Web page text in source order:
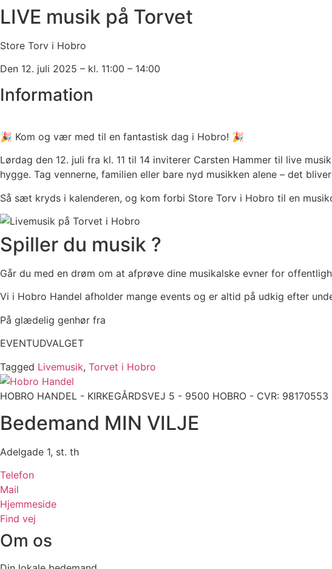
LIVE musik på Torvet
Store Torv i Hobro
Den 12. juli 2025 – kl. 11:00 – 14:00
Information
🎉 Kom og vær med til en fantastisk dag i Hobro! 🎉
Lørdag den 12. juli fra kl. 11 til 14 inviterer Carsten Hammer til live
hygge. Tag vennerne, familien eller bare nyd musikken alene – det
Så sæt kryds i kalenderen, og kom forbi Store Torv i Hobro til en
Spiller du musik ?
Går du med en drøm om at afprøve dine musikalske evner for
Vi i Hobro Handel afholder mange events og er altid på udkig efter
På glædelig genhør fra
EVENTUDVALGET
Tagged Livemusik, Torvet i Hobro
HOBRO HANDEL - KIRKEGÅRDSVEJ 5 - 9500 HOBRO - CVR:
Bedemand MIN VILJE
Adelgade 1, st. th
Telefon
Mail
Hjemmeside
Find vej
Om os